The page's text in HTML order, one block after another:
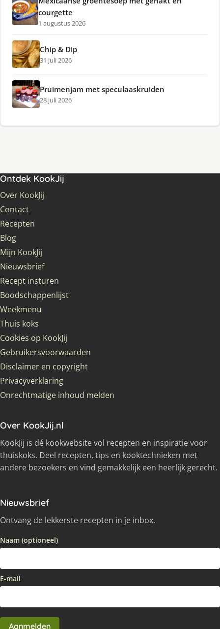
courgette
1 augustus 2026
Chip & Dip
31 juli 2026
Pruimenjam met speculaaskruiden
28 juli 2026
Ontdek KookJij
Over KookJij
Contact
Recepten
Blog
Mijn KookJij
Nieuwsbrief
Recept insturen
Boodschappenlijst
Weekmenu
Thuis koks
Cookies op KookJij
Gebruikersvoorwaarden
Disclaimer en copyright
Privacyverklaring
Onrechtmatige inhoud melden
Over KookJij.nl
KookJij is dé kookwebsite vol recepten en inspiratie voor
thuiskoks. Deel recepten, tips en kooktechnieken met
andere bezoekers en vind gemakkelijk een heerlijk gerecht.
Nieuwsbrief
Ontvang de lekkerste recepten in je inbox.
Naam (optioneel)
E-mail
Aanmelden